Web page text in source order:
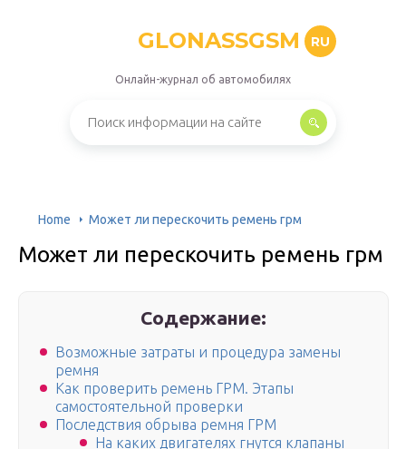
GLONASSGSM RU
Онлайн-журнал об автомобилях
Home Может ли перескочить ремень грм
Может ли перескочить ремень грм
Содержание:
Возможные затраты и процедура замены
ремня
Как проверить ремень ГРМ. Этапы
самостоятельной проверки
Последствия обрыва ремня ГРМ
На каких двигателях гнутся клапаны